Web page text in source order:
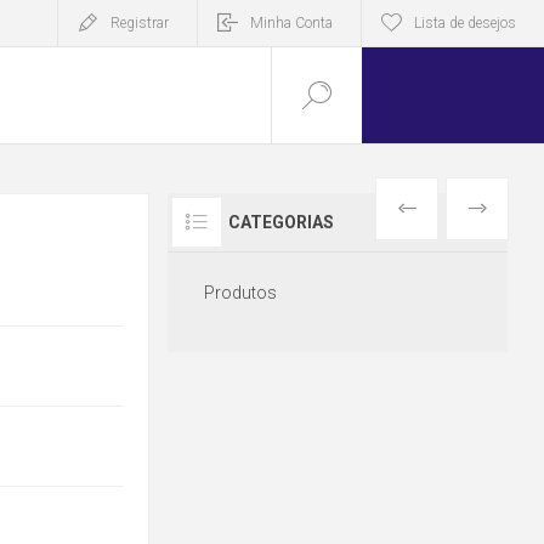
Registrar Minha Conta Lista de desejos
ANTERIORPRÓXIMO
CATEGORIAS
Produtos